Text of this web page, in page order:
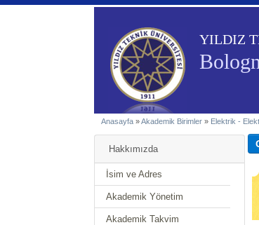
YILDIZ
Anasayfa »Akademik Birimler » Elektrik -
Hakkımızda
İsim ve Adres
Akademik Yönetim
Akademik Takvim